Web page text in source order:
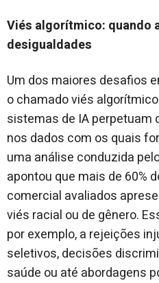
Viés algorítmico: quando
desigualdades
Um dos maiores desafios
o chamado viés
sistemas de IA
nos dados com os quais
uma análise conduzida
apontou que mais de 60%
comercial avaliados
viés racial ou de gênero.
por exemplo, a rejeições
seletivos, decisões
saúde ou até abordagens